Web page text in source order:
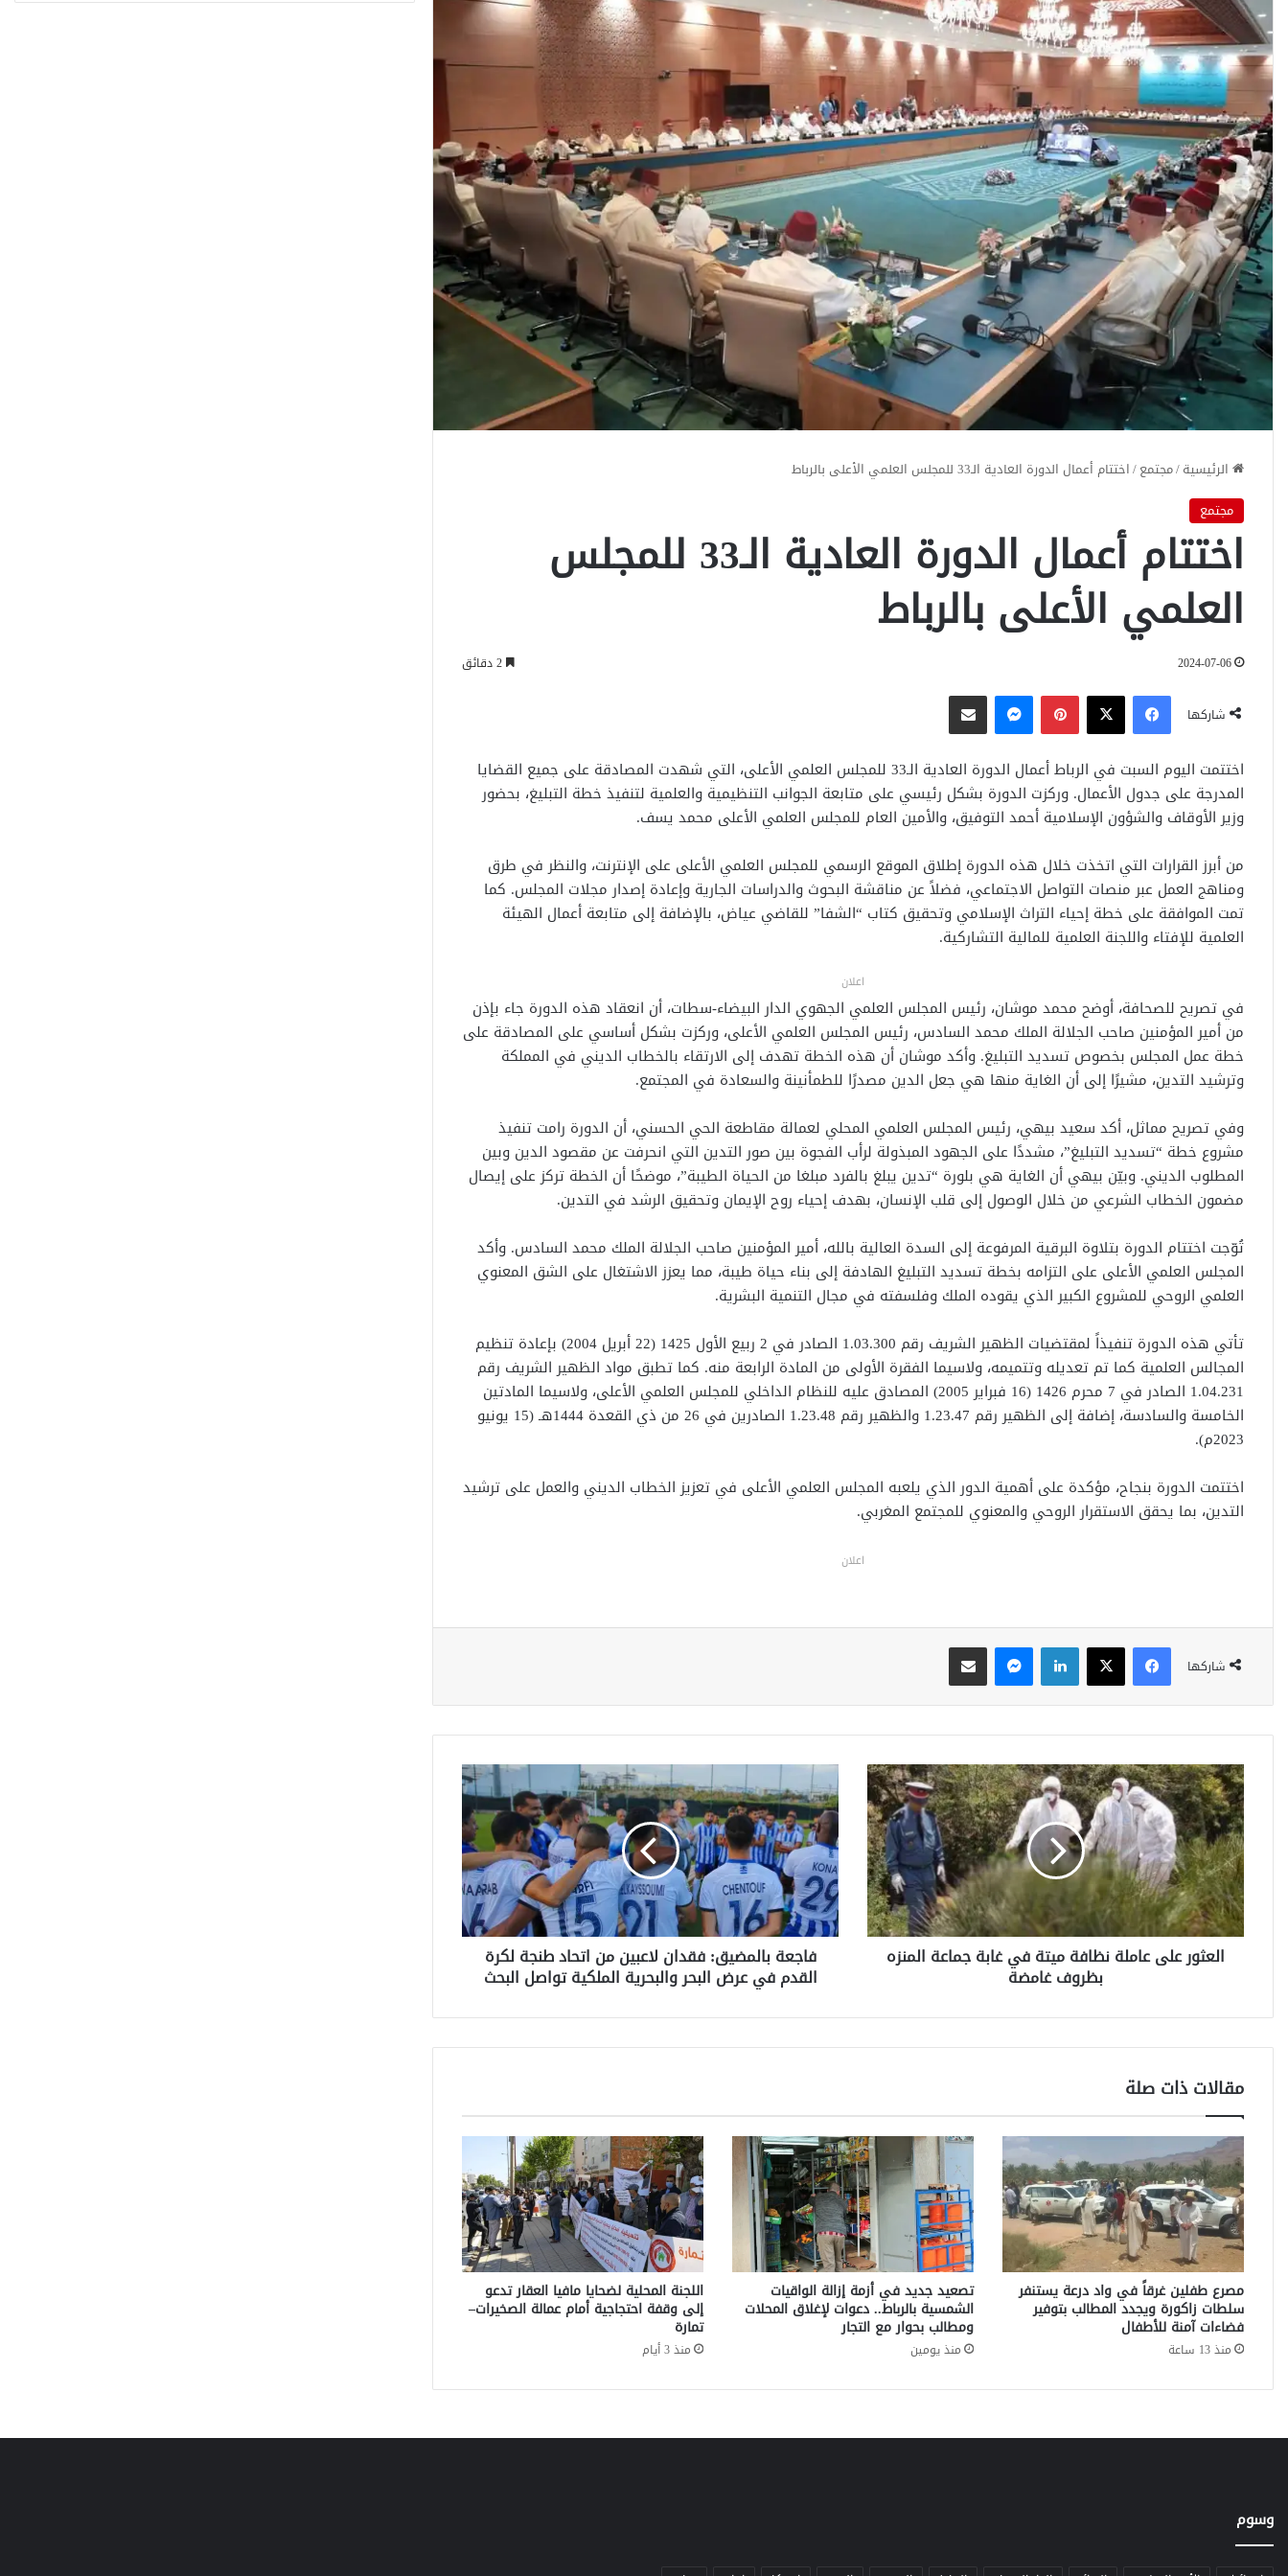
الرئيسية/مجتمع/اختتام أعمال الدورة العادية الـ33 للمجلس العلمي الأعلى بالرباط
مجتمع
اختتام أعمال الدورة العادية الـ33 للمجلس
العلمي الأعلى بالرباط
2024-07-06
شاركها
فيسبوك ‫X بينتيريست
اختتمت اليوم السبت في الرباط أعمال الدورة العادية الـ33 للمجلس العلمي الأعلى، التي شهدت المصادقة على جميع القضايا
المدرجة على جدول الأعمال. وركزت الدورة بشكل رئيسي على متابعة الجوانب التنظيمية والعلمية لتنفيذ خطة التبليغ، بحضور
وزير الأوقاف والشؤون الإسلامية أحمد التوفيق، والأمين العام للمجلس العلمي الأعلى محمد يسف.
من أبرز القرارات التي اتخذت خلال هذه الدورة إطلاق الموقع الرسمي للمجلس العلمي الأعلى على الإنترنت، والنظر في طرق
ومناهج العمل عبر منصات التواصل الاجتماعي، فضلاً عن مناقشة البحوث والدراسات الجارية وإعادة إصدار مجلات المجلس. كما
تمت الموافقة على خطة إحياء التراث الإسلامي وتحقيق كتاب “الشفا” للقاضي عياض، بالإضافة إلى متابعة أعمال الهيئة
العلمية للإفتاء واللجنة العلمية للمالية التشاركية.
اعلان
في تصريح للصحافة، أوضح محمد موشان، رئيس المجلس العلمي الجهوي الدار البيضاء-سطات، أن انعقاد هذه الدورة جاء بإذن
من أمير المؤمنين صاحب الجلالة الملك محمد السادس، رئيس المجلس العلمي الأعلى، وركزت بشكل أساسي على المصادقة على
خطة عمل المجلس بخصوص تسديد التبليغ. وأكد موشان أن هذه الخطة تهدف إلى الارتقاء بالخطاب الديني في المملكة
وترشيد التدين، مشيرًا إلى أن الغاية منها هي جعل الدين مصدرًا للطمأنينة والسعادة في المجتمع.
وفي تصريح مماثل، أكد سعيد بيهي، رئيس المجلس العلمي المحلي لعمالة مقاطعة الحي الحسني، أن الدورة رامت تنفيذ
مشروع خطة “تسديد التبليغ”، مشددًا على الجهود المبذولة لرأب الفجوة بين صور التدين التي انحرفت عن مقصود الدين وبين
المطلوب الديني. وبيّن بيهي أن الغاية هي بلورة “تدين يبلغ بالفرد مبلغا من الحياة الطيبة”، موضحًا أن الخطة تركز على إيصال
مضمون الخطاب الشرعي من خلال الوصول إلى قلب الإنسان، بهدف إحياء روح الإيمان وتحقيق الرشد في التدين.
تُوّجت اختتام الدورة بتلاوة البرقية المرفوعة إلى السدة العالية بالله، أمير المؤمنين صاحب الجلالة الملك محمد السادس. وأكد
المجلس العلمي الأعلى على التزامه بخطة تسديد التبليغ الهادفة إلى بناء حياة طيبة، مما يعزز الاشتغال على الشق المعنوي
العلمي الروحي للمشروع الكبير الذي يقوده الملك وفلسفته في مجال التنمية البشرية.
تأتي هذه الدورة تنفيذاً لمقتضيات الظهير الشريف رقم 1.03.300 الصادر في 2 ربيع الأول 1425 (22 أبريل 2004) بإعادة تنظيم
المجالس العلمية كما تم تعديله وتتميمه، ولاسيما الفقرة الأولى من المادة الرابعة منه. كما تطبق مواد الظهير الشريف رقم
1.04.231 الصادر في 7 محرم 1426 (16 فبراير 2005) المصادق عليه للنظام الداخلي للمجلس العلمي الأعلى، ولاسيما المادتين
الخامسة والسادسة، إضافة إلى الظهير رقم 1.23.47 والظهير رقم 1.23.48 الصادرين في 26 من ذي القعدة 1444هـ (15 يونيو
2023م).
اختتمت الدورة بنجاح، مؤكدة على أهمية الدور الذي يلعبه المجلس العلمي الأعلى في تعزيز الخطاب الديني والعمل على ترشيد
التدين، بما يحقق الاستقرار الروحي والمعنوي للمجتمع المغربي.
اعلان
شاركها
فيسبوك ‫X لينكدإن
ا
ل
ع
ث
و
ر
ع
ل
ى
ل
ا
ف
ة
م
ي
ت
ة
ف
ي
غ
ا
ب
ة
ج
ة
ن
ز
العثور على عاملة نظافة ميتة في غابة جماعة المنزه
بظروف غامضة
ف
ا
ج
ع
ة
ب
ا
ل
م
:
ن
ل
ا
ع
ب
ي
ن
م
ن
ا
ت
ج
فاجعة بالمضيق: فقدان لاعبين من اتحاد طنجة لكرة
القدم في عرض البحر والبحرية الملكية تواصل البحث
مقالات ذات صلة
مصرع طفلين غرقاً في واد درعة يستنفر
سلطات زاكورة ويجدد المطالب بتوفير
فضاءات آمنة للأطفال
منذ 13 ساعة
تصعيد جديد في أزمة إزالة الواقيات
الشمسية بالرباط.. دعوات لإغلاق المحلات
ومطالب بحوار مع التجار
منذ يومين
اللجنة المحلية لضحايا مافيا العقار تدعو
إلى وقفة احتجاجية أمام عمالة الصخيرات–
تمارة
منذ 3 أيام
وسوم